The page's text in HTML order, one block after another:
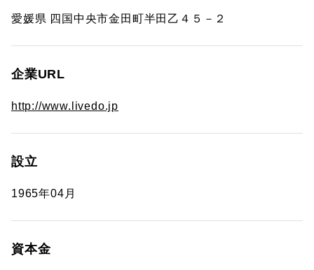
愛媛県 四国中央市金田町半田乙４５－２
企業URL
http://www.livedo.jp
設立
1965年04月
資本金